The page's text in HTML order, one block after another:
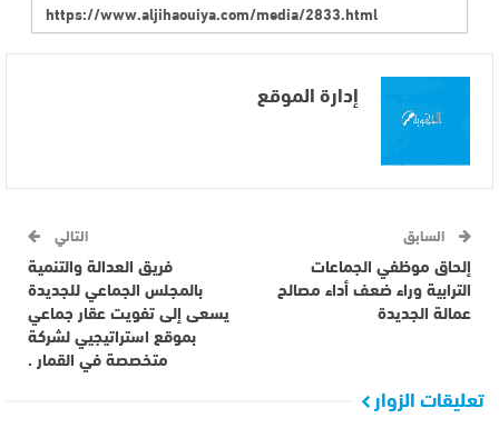
إدارة الموقع
السابق
إلحاق موظفي الجماعات
الترابية وراء ضعف أداء مصالح
عمالة الجديدة
التالي
فريق العدالة والتنمية
بالمجلس الجماعي للجديدة
يسعى إلى تفويت عقار جماعي
بموقع استراتيجيي لشركة
متخصصة في القمار .
تعليقات الزوار